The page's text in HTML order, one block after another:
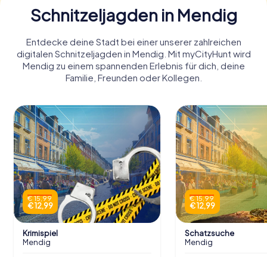
Schnitzeljagden in Mendig
Entdecke deine Stadt bei einer unserer zahlreichen
digitalen Schnitzeljagden in Mendig. Mit myCityHunt wird
Mendig zu einem spannenden Erlebnis für dich, deine
Familie, Freunden oder Kollegen.
€ 15,99
€ 12,99
Krimispiel
Mendig
€ 15,99
€ 12,99
Schatzsuche
Mendig